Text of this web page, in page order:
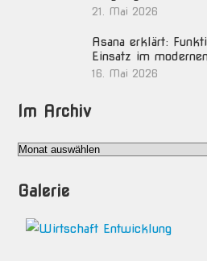
21. Mai 2026
Asana erklärt:
Einsatz im
16. Mai 2026
Im Archiv
Im
Galerie